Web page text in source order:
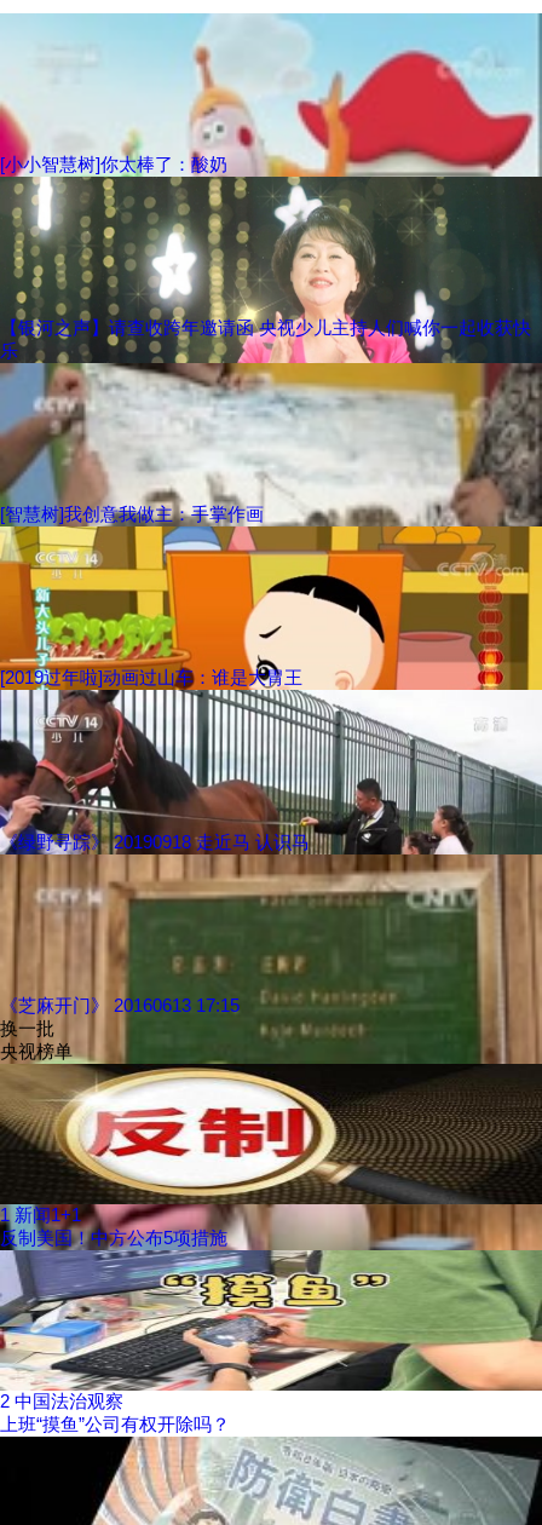
[小小智慧树]你太棒了：酸奶
【银河之声】请查收跨年邀请函 央视少儿主持人们喊你一起收获快
乐
[智慧树]我创意我做主：手掌作画
[2019过年啦]动画过山车：谁是大胃王
《绿野寻踪》 20190918 走近马 认识马
《芝麻开门》 20160613 17:15
换一批
央视榜单
1 新闻1+1
反制美国！中方公布5项措施
2 中国法治观察
上班“摸鱼”公司有权开除吗？